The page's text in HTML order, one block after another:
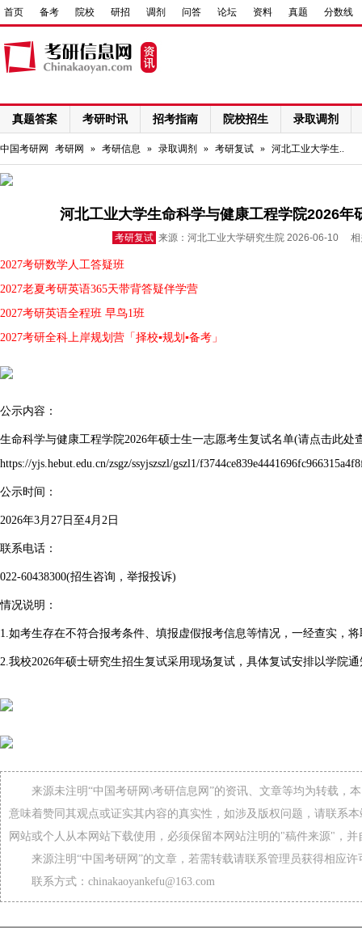
首页 备考 院校 研招 调剂 问答 论坛 资料 真题 分数线
真题答案 考研时讯 招考指南 院校招生 录取调剂
网络课程
中国考研网 考研网 » 考研信息 » 录取调剂 » 考研复试 » 河北工业大学生..
河北工业大学生命科学与健康工程学院2026年
考研复试 来源：河北工业大学研究生院 2026-06-10 相
2027考研数学人工答疑班
2027老夏考研英语365天带背答疑伴学营
2027考研英语全程班 早鸟1班
2027考研全科上岸规划营「择校▪规划▪备考」
公示内容：
生命科学与健康工程学院2026年硕士生一志愿考生复试名单(请点击此处
https://yjs.hebut.edu.cn/zsgz/ssyjszszl/gszl1/
公示时间：
2026年3月27日至4月2日
联系电话：
022-60438300(招生咨询，举报投诉)
情况说明：
1.如考生存在不符合报考条件、填报虚假报考信息等情况，一经查实，
2.我校2026年硕士研究生招生复试采用现场复试，具体复试安排以学院
来源未注明“中国考研网\考研信息网”的资讯、文章等均为转载，
意味着赞同其观点或证实其内容的真实性，如涉及版权问题，请联系
网站或个人从本网站下载使用，必须保留本网站注明的"稿件来源"，
来源注明“中国考研网”的文章，若需转载请联系管理员获得相应许
联系方式：chinakaoyankefu@163.com